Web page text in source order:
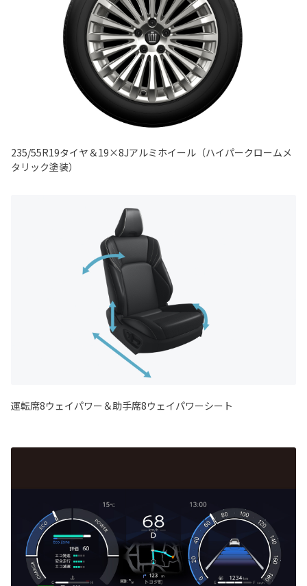
235/55R19タイヤ＆19×8Jアルミホイール（ハイパークロームメ
タリック塗装）
運転席8ウェイパワー＆助手席8ウェイパワーシート